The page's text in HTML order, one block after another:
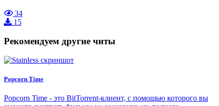
34
15
Рекомендуем другие читы
Popcorn Time
Popcorn Time - это BitTorrent-клиент, с помощью которого вы